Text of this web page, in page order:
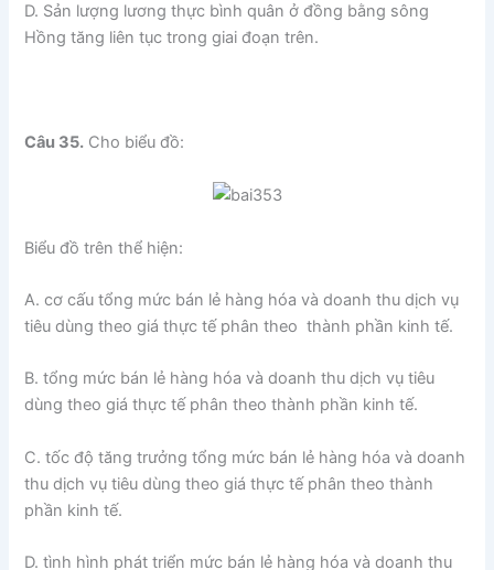
D. Sản lượng lương thực bình quân ở đồng bằng sông
Hồng tăng liên tục trong giai đoạn trên.
Câu 35. Cho biểu đồ:
Biểu đồ trên thể hiện:
A. cơ cấu tổng mức bán lẻ hàng hóa và doanh thu dịch vụ
tiêu dùng theo giá thực tế phân theo thành phần kinh tế.
B. tổng mức bán lẻ hàng hóa và doanh thu dịch vụ tiêu
dùng theo giá thực tế phân theo thành phần kinh tế.
C. tốc độ tăng trưởng tổng mức bán lẻ hàng hóa và doanh
thu dịch vụ tiêu dùng theo giá thực tế phân theo thành
phần kinh tế.
D. tình hình phát triển mức bán lẻ hàng hóa và doanh thu